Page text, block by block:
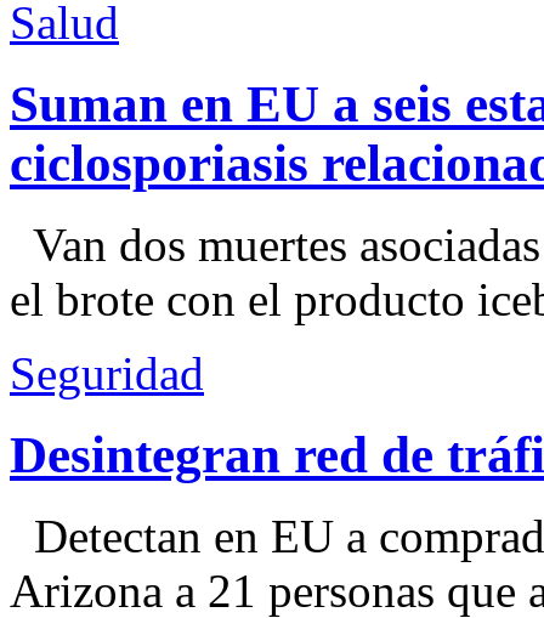
Salud
Suman en EU a seis
ciclosporiasis
Van dos muertes
el brote con el producto
Seguridad
Desintegran red de
Detectan en EU a
Arizona a 21 personas que